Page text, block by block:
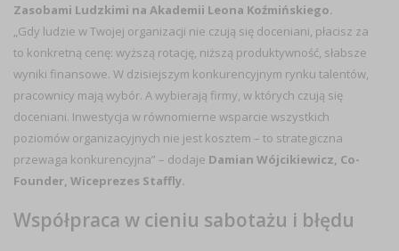
Zasobami Ludzkimi na Akademii Leona Koźmińskiego.
„Gdy ludzie w Twojej organizacji nie czują się doceniani, płacisz za
to konkretną cenę: wyższą rotację, niższą produktywność, słabsze
wyniki finansowe. W dzisiejszym konkurencyjnym rynku talentów,
pracownicy mają wybór. A wybierają firmy, w których czują się
doceniani. Inwestycja w równomierne wsparcie wszystkich
poziomów organizacyjnych nie jest kosztem – to strategiczna
przewaga konkurencyjna” – dodaje Damian Wójcikiewicz, Co-
Founder, Wiceprezes Staffly.
Współpraca w cieniu sabotażu i błędu